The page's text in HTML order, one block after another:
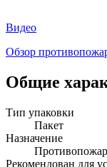
Видео
Обзор
Общие
Тип упаковки
Пакет
Назначение
Рекомендован для